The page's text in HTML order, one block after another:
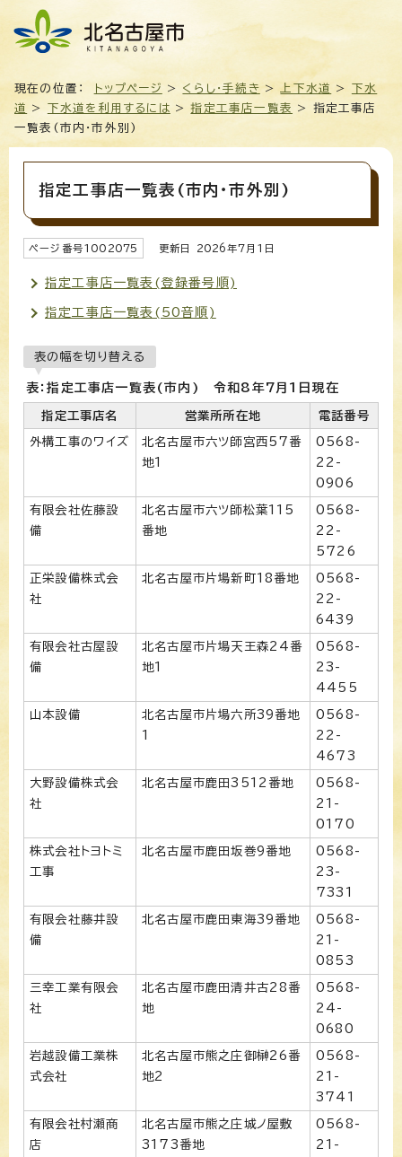
現在の位置： トップページ > くらし・手続き > 上下水道 > 下水
道
> 下水道を利用するには >指定工事店一覧表
> 指定工事店
一覧表(市内・市外別)
指定工事店一覧表(市内・市外別)
ページ番号1002075 更新日 2026年7月1日
指定工事店一覧表(登録番号順)
指定工事店一覧表(50音順)
表の幅を切り替える
表：指定工事店一覧表(市内) 令和8年7月1日現在
指定工事店名 営業所所在地 電話番号
外構工事のワイズ
北名古屋市六ツ師宮西57番
地1
0568-
22-
0906
有限会社佐藤設
備
北名古屋市六ツ師松葉115
番地
0568-
22-
5726
正栄設備株式会
社
北名古屋市片場新町18番地
0568-
22-
6439
有限会社古屋設
備
北名古屋市片場天王森24番
地1
0568-
23-
4455
山本設備
北名古屋市片場六所39番地
1
0568-
22-
4673
大野設備株式会
社
北名古屋市鹿田3512番地
0568-
21-
0170
株式会社トヨトミ
工事
北名古屋市鹿田坂巻9番地
0568-
23-
7331
有限会社藤井設
備
北名古屋市鹿田東海39番地
0568-
21-
0853
三幸工業有限会
社
北名古屋市鹿田清井古28番
地
0568-
24-
0680
岩越設備工業株
式会社
北名古屋市熊之庄御榊26番
地2
0568-
21-
3741
有限会社村瀬商
店
北名古屋市熊之庄城ノ屋敷
3173番地
0568-
21-